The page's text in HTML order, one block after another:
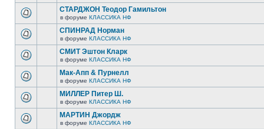
СТАРДЖОН Теодор Гамильтон
в форуме КЛАССИКА НФ
СПИНРАД Норман
в форуме КЛАССИКА НФ
СМИТ Эштон Кларк
в форуме КЛАССИКА НФ
Мак-Апп & Пурнелл
в форуме КЛАССИКА НФ
МИЛЛЕР Питер Ш.
в форуме КЛАССИКА НФ
МАРТИН Джордж
в форуме КЛАССИКА НФ